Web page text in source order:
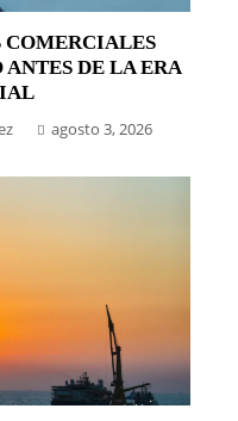
COMERCIALES
DE LA ERA
agosto 3, 2026